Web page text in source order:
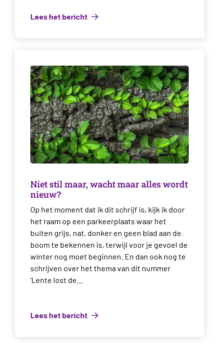
Lees het bericht
Niet stil maar, wacht maar alles wordt
nieuw?
Op het moment dat ik dit schrijf is, kijk ik door
het raam op een parkeerplaats waar het
buiten grijs, nat, donker en geen blad aan de
boom te bekennen is, terwijl voor je gevoel de
winter nog moet beginnen. En dan ook nog te
schrijven over het thema van dit nummer
‘Lente lost de…
Lees het bericht